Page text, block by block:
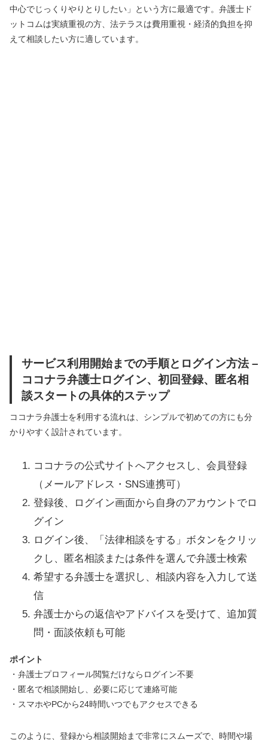
中心でじっくりやりとりしたい」という方に最適です。弁護士ド
ットコムは実績重視の方、法テラスは費用重視・経済的負担を抑
えて相談したい方に適しています。
サービス利用開始までの手順とログイン方法 –
ココナラ弁護士ログイン、初回登録、匿名相
談スタートの具体的ステップ
ココナラ弁護士を利用する流れは、シンプルで初めての方にも分
かりやすく設計されています。
ココナラの公式サイトへアクセスし、会員登録
（メールアドレス・SNS連携可）
登録後、ログイン画面から自身のアカウントでロ
グイン
ログイン後、「法律相談をする」ボタンをクリッ
クし、匿名相談または条件を選んで弁護士検索
希望する弁護士を選択し、相談内容を入力して送
信
弁護士からの返信やアドバイスを受けて、追加質
問・面談依頼も可能
ポイント
・弁護士プロフィール閲覧だけならログイン不要
・匿名で相談開始し、必要に応じて連絡可能
・スマホやPCから24時間いつでもアクセスできる
このように、登録から相談開始まで非常にスムーズで、時間や場